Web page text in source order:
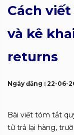
Cách
và kê
returns
Ngày đăng : 22-06-
Bài viết tóm tắt
tử trả lại hàng,